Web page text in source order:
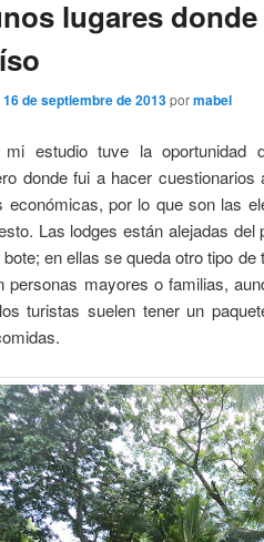
lugares donde
16 de septiembre de 2013pormabel
mi estudio tuve la
donde fui a hacer
económicas, por lo que son las
Las lodges están alejadas
bote; en ellas se queda otro tipo
personas mayores o familias,
turistas suelen tener un